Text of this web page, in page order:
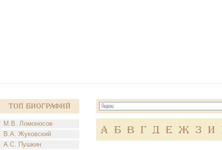
Топ Биографий
М.В. Ломоносов
В.А. Жуковский
А.С. Пушкин
А Б В Г Д Е Ж З И